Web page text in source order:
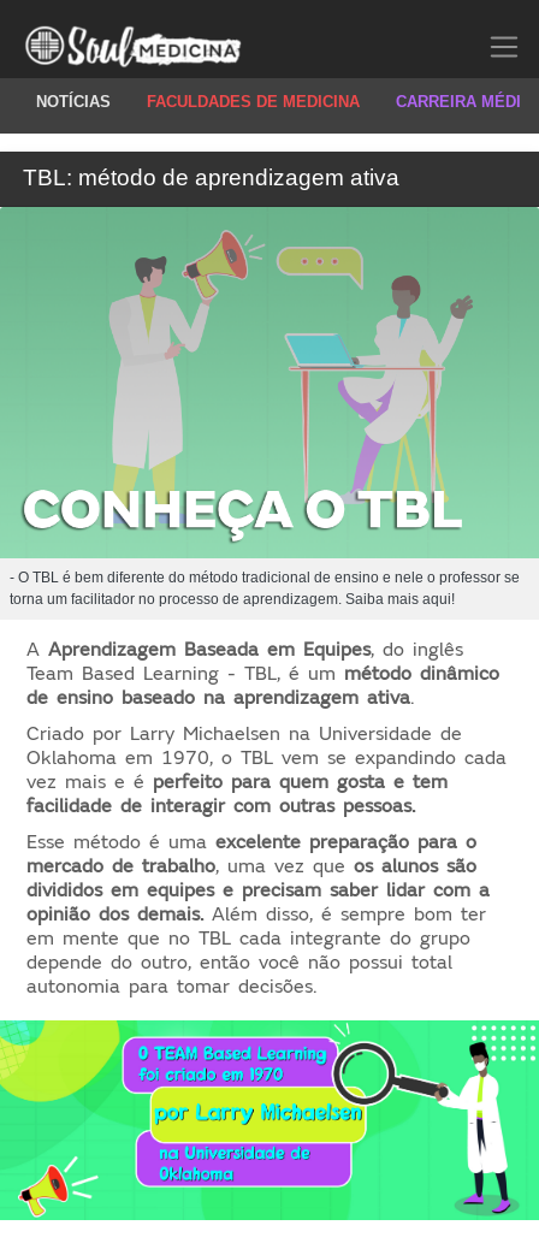
NOTÍCIAS FACULDADES DE MEDICINA CARREIRA
TBL: método de aprendizagem ativa
- O TBL é bem diferente do método tradicional de ensino e nele o professor se
torna um facilitador no processo de aprendizagem. Saiba mais aqui!
A Aprendizagem Baseada em Equipes, do inglês
Team Based Learning - TBL, é um método dinâmico
de ensino baseado na aprendizagem ativa.
Criado por Larry Michaelsen na Universidade de
Oklahoma em 1970, o TBL vem se expandindo cada
vez mais e é perfeito para quem gosta e tem
facilidade de interagir com outras pessoas.
Esse método é uma excelente preparação para o
mercado de trabalho, uma vez que os alunos são
divididos em equipes e precisam saber lidar com a
opinião dos demais. Além disso, é sempre bom ter
em mente que no TBL cada integrante do grupo
depende do outro, então você não possui total
autonomia para tomar decisões.